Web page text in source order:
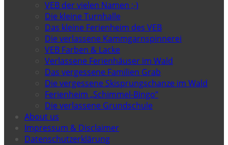
VEB der vielen Namen ;-)
Die kleine Turnhalle
Das kleine Ferienheim des VEB
Die verlassene Kammgarnspinnerei
VEB Farben & Lacke
Verlassene Ferienhäuser im Wald
Das vergessene Familien Grab
Die vergessene Skisprungschanze im Wald
Ferienheim „Schimmel-Bingo“
Die verlassene Grundschule
About us
Impressum & Disclaimer
Datenschutzerklärung